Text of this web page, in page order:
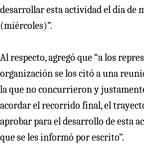
desarrollar esta actividad el día de
(miércoles)”.
Al respecto, agregó que “a los
organización se los citó a una
la que no concurrieron y
acordar el recorrido final, el
aprobar para el desarrollo de esta
que se les informó por escrito”.